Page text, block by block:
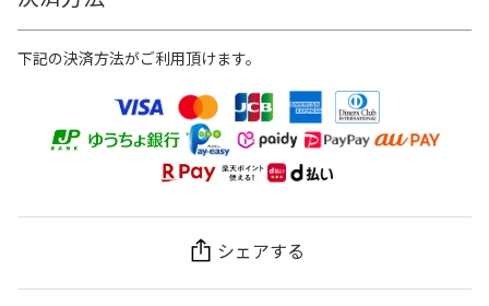
下記の決済方法がご利用頂けます。
シェアする